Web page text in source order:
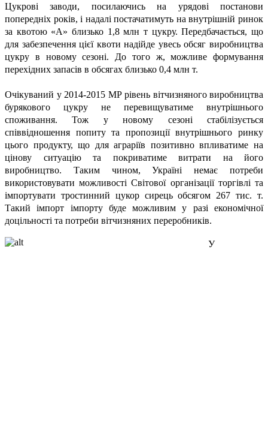
Цукрові заводи, посилаючись на урядові постанови
попередніх років, і надалі постачатимуть на внутрішній ринок
за квотою «А» близько 1,8 млн т цукру. Передбачається, що
для забезпечення цієї квоти надійде увесь обсяг виробництва
цукру в новому сезоні. До того ж, можливе формування
перехідних запасів в обсягах близько 0,4 млн т.
Очікуваний у 2014-2015 МР рівень вітчизняного виробництва
бурякового цукру не перевищуватиме внутрішнього
споживання. Тож у новому сезоні стабілізується
співвідношення попиту та пропозиції внутрішнього ринку
цього продукту, що для аграріїв позитивно впливатиме на
цінову ситуацію та покриватиме витрати на його
виробництво. Таким чином, Україні немає потреби
використовувати можливості Світової організації торгівлі та
імпортувати тростинний цукор сирець обсягом 267 тис. т.
Такий імпорт імпорту буде можливим у разі економічної
доцільності та потреби вітчизняних переробників.
У